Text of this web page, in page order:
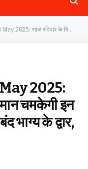
चमकेगी इन राशियों की तकदीर, खुलेंगे बंद भाग्य के द्वार, पढ़ें दैनिक राशिफल
2025:
चमकेगी इन
भाग्य के द्वार,